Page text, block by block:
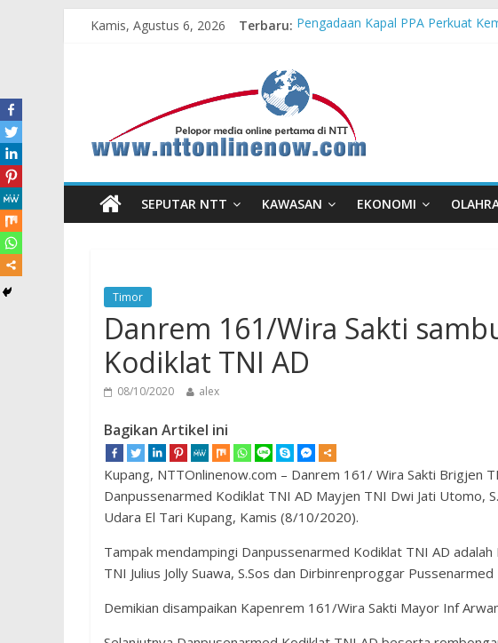
Kamis, Agustus 6, 2026 Terbaru: Pengadaan Kapal PPA Perkuat
Hasil KKN Kolaborasi UGM-
Kelurahan Manuaman Gelar
SEPUTAR NTT KAWASAN EKONOMI
Timor
Danrem 161/Wira Sakti
Kodiklat TNI AD
08/10/2020 alex
Bagikan Artikel ini
Kupang, NTTOnlinenow.com – Danrem 161/ Wira Sakti Brigjen
Danpussenarmed Kodiklat TNI AD Mayjen TNI Dwi Jati Utomo,
Udara El Tari Kupang, Kamis (8/10/2020).
Tampak mendampingi Danpussenarmed Kodiklat TNI AD
TNI Julius Jolly Suawa, S.Sos dan Dirbinrenproggar
Demikian disampaikan Kapenrem 161/Wira Sakti Mayor Inf